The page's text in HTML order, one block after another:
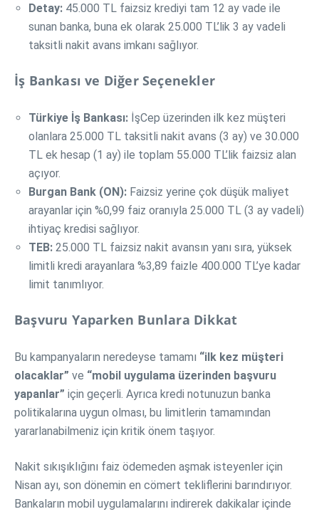
Detay: 45.000 TL faizsiz krediyi tam 12 ay vade ile
sunan banka, buna ek olarak 25.000 TL’lik 3 ay vadeli
taksitli nakit avans imkanı sağlıyor.
İş Bankası ve Diğer Seçenekler
Türkiye İş Bankası: İşCep üzerinden ilk kez müşteri
olanlara 25.000 TL taksitli nakit avans (3 ay) ve 30.000
TL ek hesap (1 ay) ile toplam 55.000 TL’lik faizsiz alan
açıyor.
Burgan Bank (ON): Faizsiz yerine çok düşük maliyet
arayanlar için %0,99 faiz oranıyla 25.000 TL (3 ay vadeli)
ihtiyaç kredisi sağlıyor.
TEB: 25.000 TL faizsiz nakit avansın yanı sıra, yüksek
limitli kredi arayanlara %3,89 faizle 400.000 TL’ye kadar
limit tanımlıyor.
Başvuru Yaparken Bunlara Dikkat
Bu kampanyaların neredeyse tamamı “ilk kez müşteri
olacaklar” ve “mobil uygulama üzerinden başvuru
yapanlar” için geçerli. Ayrıca kredi notunuzun banka
politikalarına uygun olması, bu limitlerin tamamından
yararlanabilmeniz için kritik önem taşıyor.
Nakit sıkışıklığını faiz ödemeden aşmak isteyenler için
Nisan ayı, son dönemin en cömert tekliflerini barındırıyor.
Bankaların mobil uygulamalarını indirerek dakikalar içinde